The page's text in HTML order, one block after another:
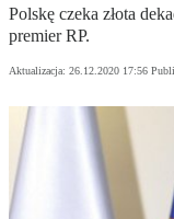
Polskę czeka złota
premier RP.
Aktualizacja: 26.12.2020 17:56